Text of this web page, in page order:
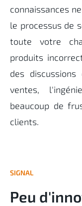
connaissances
le processus de
toute votre
produits
des
ventes,
beaucoup de
clients.
SIGNAL
Peu